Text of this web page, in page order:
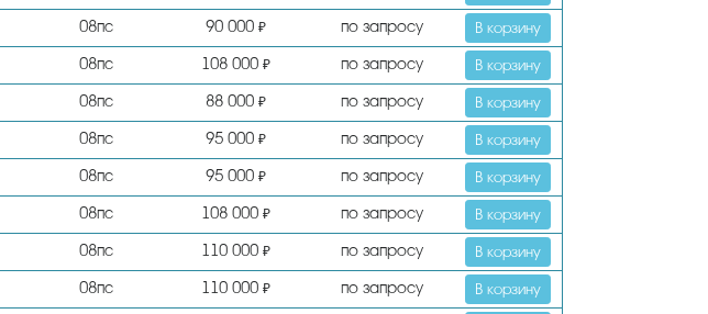
08пс 90 000 ₽ по запросу В корзину
08пс 108 000 ₽ по запросу В корзину
08пс 88 000 ₽ по запросу В корзину
08пс 95 000 ₽ по запросу В корзину
08пс 95 000 ₽ по запросу В корзину
08пс 108 000 ₽ по запросу В корзину
08пс 110 000 ₽ по запросу В корзину
08пс 110 000 ₽ по запросу В корзину